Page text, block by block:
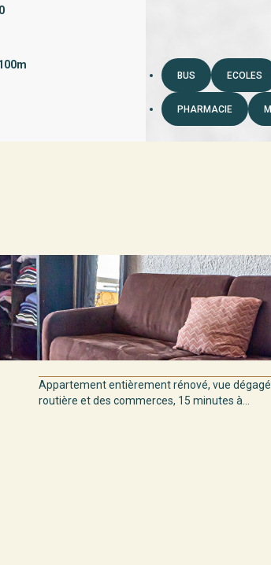
BUS ECOLES
PHARMACIE
Appartement entièrement rénové, vue
routière et des commerces, 15 minutes à...